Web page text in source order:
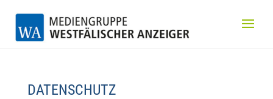
DATENSCHUTZ